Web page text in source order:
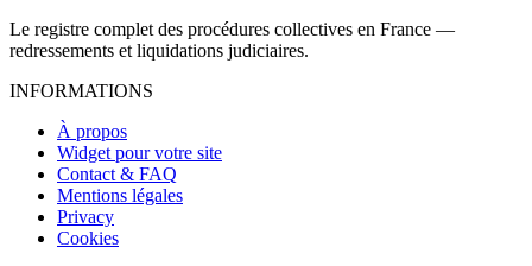
Le registre complet des procédures collectives en France —
redressements et liquidations judiciaires.
INFORMATIONS
À propos
Widget pour votre site
Contact & FAQ
Mentions légales
Privacy
Cookies